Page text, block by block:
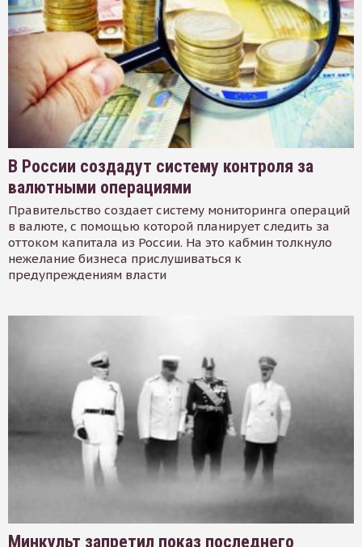
В России создадут систему контроля за
валютными операциями
Правительство создает систему мониторинга операций
в валюте, с помощью которой планирует следить за
оттоком капитала из России. На это кабмин толкнуло
нежелание бизнеса прислушиваться к
предупреждениям власти
Минкульт запретил показ последнего